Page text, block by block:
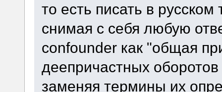
то есть писать в
снимая с себя любую
confounder как "общая
деепричастных
заменяя термины их